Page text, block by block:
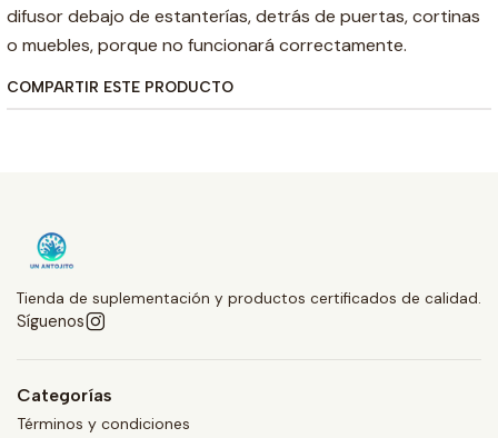
difusor debajo de estanterías, detrás de puertas, cortinas
o muebles, porque no funcionará correctamente.
COMPARTIR ESTE PRODUCTO
Tienda de suplementación y productos certificados de calidad.
Síguenos
Categorías
Términos y condiciones